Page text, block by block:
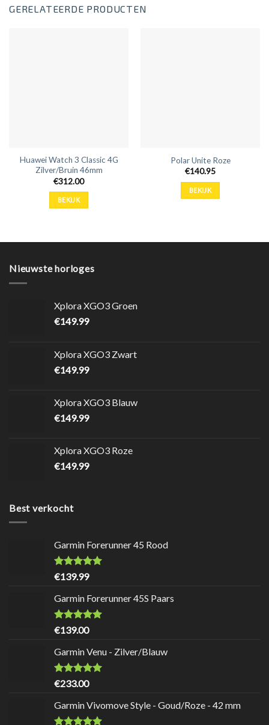
GERELATEERDE PRODUCTEN
Huawei Watch 3 Classic 4G
Zilver/Bruin 46mm
€312.00
BEKIJK
Polar Unite Roze
€140.95
BEKIJK
Nieuwste horloges
Xplora XGO3 Groen
€149.99
Xplora XGO3 Zwart
€149.99
Xplora XGO3 Blauw
€149.99
Xplora XGO3 Roze
€149.99
Best verkocht
Garmin Forerunner 45 Rood
Waardering
€139.99
Garmin Forerunner 45S Paars
Waardering
€139.00
Garmin Venu - Zilver/Blauw
Waardering
€233.00
Garmin Vivomove Style - Goud/Roze - 42 mm